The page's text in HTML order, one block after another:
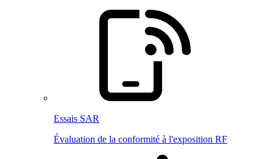
Essais SAR
Évaluation de la conformité à l'exposition RF